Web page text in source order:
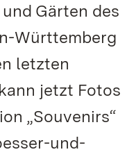
Gärten des
Württemberg
letzten
jetzt Fotos
„Souvenirs“
und-